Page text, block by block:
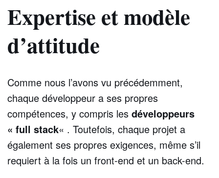
Expertise et modèle
d’attitude
Comme nous l’avons vu précédemment,
chaque développeur a ses propres
compétences, y compris les développeurs
« full stack« . Toutefois, chaque projet a
également ses propres exigences, même s’il
requiert à la fois un front-end et un back-end.